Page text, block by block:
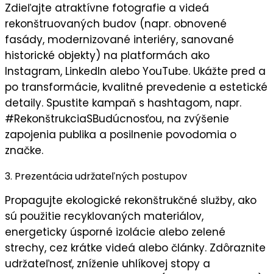
Zdieľajte atraktívne fotografie a videá
rekonštruovaných budov (napr. obnovené
fasády, modernizované interiéry, sanované
historické objekty) na platformách ako
Instagram, LinkedIn alebo YouTube. Ukážte pred a
po transformácie, kvalitné prevedenie a estetické
detaily. Spustite kampaň s hashtagom, napr.
#RekonštrukciaSBudúcnosťou, na zvýšenie
zapojenia publika a posilnenie povodomia o
značke.
3. Prezentácia udržateľných postupov
Propagujte ekologické rekonštrukčné služby, ako
sú použitie recyklovaných materiálov,
energeticky úsporné izolácie alebo zelené
strechy, cez krátke videá alebo články. Zdôraznite
udržateľnosť, zníženie uhlíkovej stopy a